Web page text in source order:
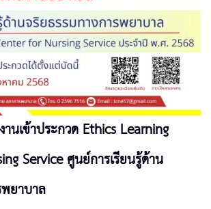
นเข้าประกวด Ethics Learning
Service ศูนย์การเรียนรู้ด้าน
ยาบาล